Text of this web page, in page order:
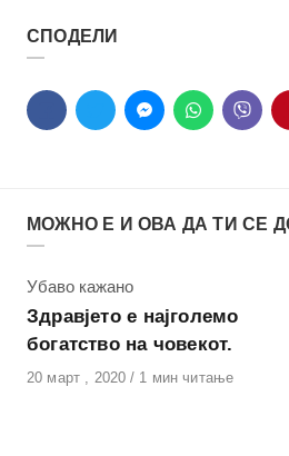
СПОДЕЛИ
МОЖНО Е И ОВА ДА ТИ СЕ
КАтегорија
Убаво кажано
Здравјето е најголемо
богатство на човекот.
Објавено
20 март , 2020 1 мин читање